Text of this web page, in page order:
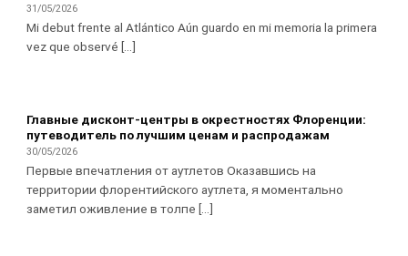
31/05/2026
Mi debut frente al Atlántico Aún guardo en mi memoria la primera
vez que observé [...]
Главные дисконт-центры в окрестностях Флоренции:
путеводитель по лучшим ценам и распродажам
30/05/2026
Первые впечатления от аутлетов Оказавшись на
территории флорентийского аутлета, я моментально
заметил оживление в толпе [...]